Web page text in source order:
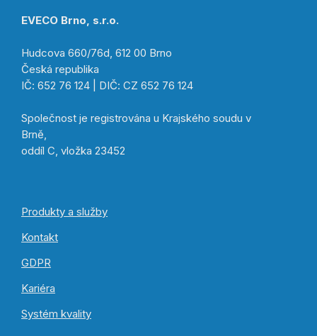
EVECO Brno, s.r.o.
Hudcova 660/76d, 612 00 Brno
Česká republika
IČ: 652 76 124 | DIČ: CZ 652 76 124
Společnost je registrována u Krajského soudu v
Brně,
oddíl C, vložka 23452
Produkty a služby
Kontakt
GDPR
Kariéra
Systém kvality